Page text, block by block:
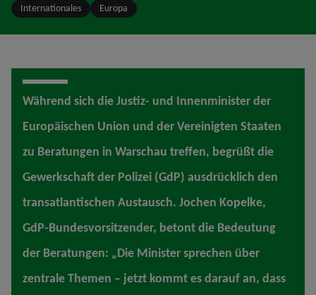
Internationales Europa
Während sich die Justiz- und Innenminister der
Europäischen Union und der Vereinigten Staaten
zu Beratungen in Warschau treffen, begrüßt die
Gewerkschaft der Polizei (GdP) ausdrücklich den
transatlantischen Austausch. Jochen Kopelke,
GdP-Bundesvorsitzender, betont die Bedeutung
der Beratungen: „Die Minister sprechen über
zentrale Themen – jetzt kommt es darauf an, dass